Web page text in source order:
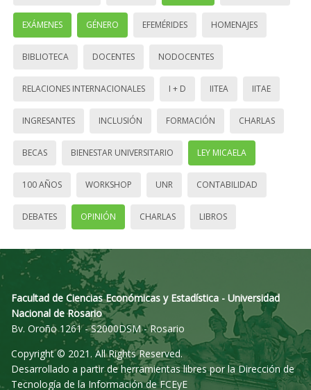
EXÁMENES GÉNERO EFEMÉRIDES HOMENAJES
BIBLIOTECA DOCENTES NODOCENTES
RELACIONES INTERNACIONALES I + D IITEA IITAE
INGRESANTES INCLUSIÓN FORMACIÓN CHARLAS
BECAS BIENESTAR UNIVERSITARIO LEY MICAELA
100 AÑOS WORKSHOP UNR CONTABILIDAD
DEBATES OPINIÓN CHARLAS LIBROS
Facultad de Ciencias Económicas y Estadística - Universidad
Nacional de Rosario
Bv. Oroño 1261 - S2000DSM - Rosario
Copyright © 2021. All Rights Reserved.
Desarrollado a partir de herramientas libres por la Dirección de
Tecnología de la Información de FCEyE